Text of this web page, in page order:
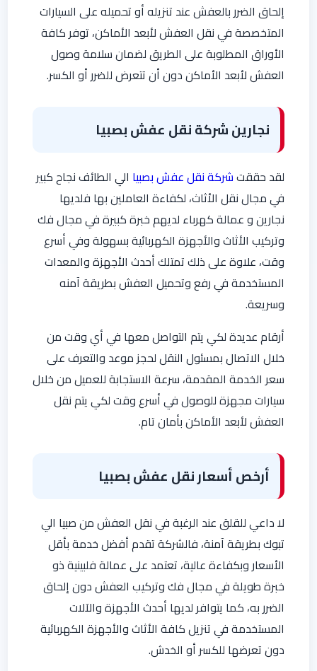
إلحاق الضرر بالعفش عند تنزيله أو تحميله على السيارات
المتخصصة في نقل العفش لأبعد الأماكن، توفر كافة
الأوراق المطلوبة على الطريق لضمان سلامة وصول
العفش لأبعد الأماكن دون أن تتعرض للضرر أو الكسر.
نجارين شركة نقل عفش بصبيا
لقد حققتشركة نقل عفش بصبيا الي الطائف نجاح كبير
في مجال نقل الأثاث، لكفاءة العاملين بها فلديها
نجارين و عمالة كهرباء لديهم خبرة كبيرة في مجال فك
وتركيب الأثاث والأجهزة الكهربائية بسهولة وفي أسرع
وقت، علاوة على ذلك تمتلك أحدث الأجهزة والمعدات
المستخدمة في رفع وتحميل العفش بطريقة آمنه
وسريعة.
أرقام عديدة لكي يتم التواصل معها في أي وقت من
خلال الاتصال بمسئول النقل لحجز موعد والتعرف على
سعر الخدمة المقدمة، سرعة الاستجابة للعميل من خلال
سيارات مجهزة للوصول في أسرع وقت لكي يتم نقل
العفش لأبعد الأماكن بأمان تام.
أرخص أسعار نقل عفش بصبيا
لا داعي للقلق عند الرغبة في نقل العفش من صبيا الي
تبوك بطريقة آمنة، فالشركة تقدم أفضل خدمة بأقل
الأسعار وبكفاءة عالية، تعتمد على عمالة فلبينية ذو
خبرة طويلة في مجال فك وتركيب العفش دون إلحاق
الضرر به، كما يتوافر لديها أحدث الأجهزة والآلات
المستخدمة في تنزيل كافة الأثاث والأجهزة الكهربائية
دون تعرضها للكسر أو الخدش.